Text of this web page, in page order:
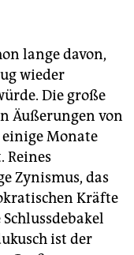
lange davon,
wieder
Die große
Äußerungen von
Monate
Reines
Zynismus, das
Kräfte
ist der